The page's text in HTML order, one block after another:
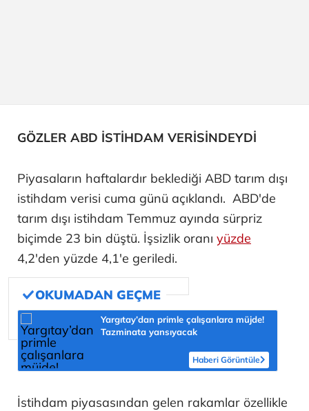
GÖZLER ABD İSTİHDAM VERİSİNDEYDİ
Piyasaların haftalardır beklediği ABD tarım dışı
istihdam verisi cuma günü açıklandı. ABD'de
tarım dışı istihdam Temmuz ayında sürpriz
biçimde 23 bin düştü. İşsizlik oranı yüzde
4,2'den yüzde 4,1'e geriledi.
Yargıtay’dan primle çalışanlara müjde!
Tazminata yansıyacak
Haberi Görüntüle
İstihdam piyasasından gelen rakamlar özellikle